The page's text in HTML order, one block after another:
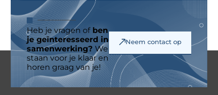
Heb je vragen ofben
je geïnteresseerd in
samenwerking? We
staan voor je klaar en
horen graag van je!
Neem contact op